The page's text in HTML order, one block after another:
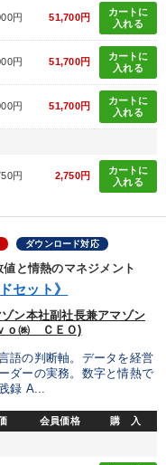
上
向上
心を磨く 政治家
ド」を更新いただけます。
更新する
お探しいただけます
円 51,700円
カートに
入れる
円 51,700円
カートに
入れる
円 51,700円
カートに
入れる
円 2,750円
カートに
入れる
ダウンロード対応
と情熱のマネジメント
セット》
ン本社副社長兼アマゾン
ｏ㈱ ＣＥＯ)
語の判断軸。データを経営
ダーの実務。数字と情熱で
録 A...
会員価格 購 入